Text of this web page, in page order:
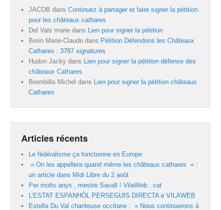
JACOB dansContinuez à partager et faire signer la pétition
pour les châteaux cathares
Del Vals marie dans
Lien pour signer la pétition
Borin Marie-Claude dans Pétition Défendons les Châteaux
Cathares : 3787 signatures
Hudon Jacky dans
Lien pour signer la pétition défense des
châteaux Cathares
Brembilla Michel dans
Lien pour signer la pétition châteaux
Cathares
Articles récents
Le fédéralisme ça fonctionne en Europe
» On les appellera quand même les châteaux cathares » :
un article dans Midi Libre du 2 août
Per molts anys , mestre Savall ! VilaWeb . cat
L’ESTAT ESPANHÒL PERSEGUIS DIRECTA e VILAWEB
Estella Du Val chanteuse occitane : » Nous continuerons à